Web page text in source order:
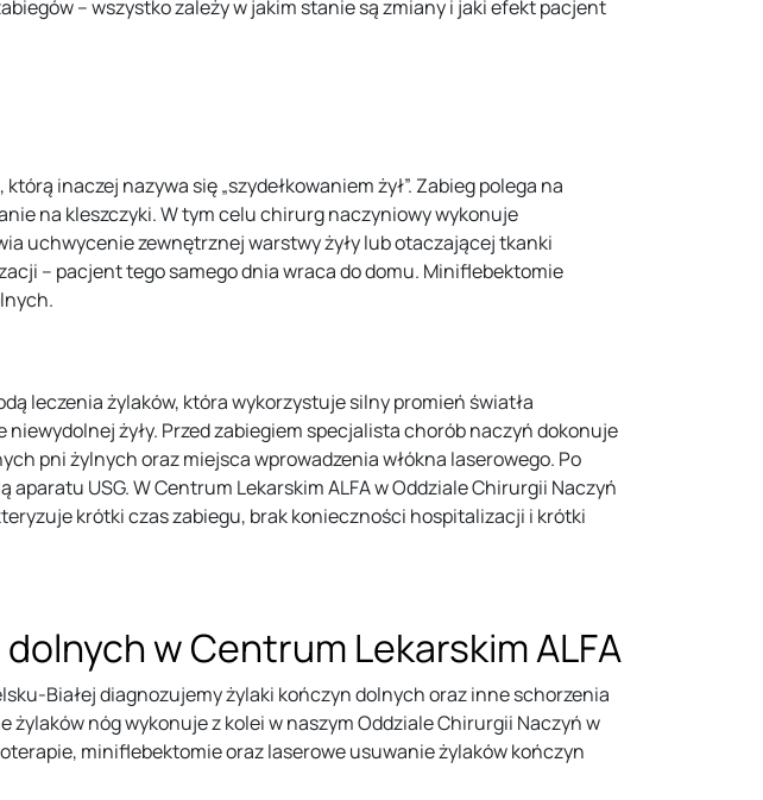
– wszystko zależy w jakim stanie są zmiany i jaki efekt pacjent
inaczej nazywa się „szydełkowaniem żył”. Zabieg polega na
na kleszczyki. W tym celu chirurg naczyniowy wykonuje
uchwycenie zewnętrznej warstwy żyły lub otaczającej tkanki
– pacjent tego samego dnia wraca do domu. Miniflebektomie
leczenia żylaków, która wykorzystuje silny promień światła
żyły. Przed zabiegiem specjalista chorób naczyń dokonuje
pni żylnych oraz miejsca wprowadzenia włókna laserowego. Po
USG. W Centrum Lekarskim ALFA w Oddziale Chirurgii Naczyń
krótki czas zabiegu, brak konieczności hospitalizacji i krótki
w Centrum Lekarskim ALFA
Białej diagnozujemy żylaki kończyn dolnych oraz inne schorzenia
nóg wykonuje z kolei w naszym Oddziale Chirurgii Naczyń w
miniflebektomie oraz laserowe usuwanie żylaków kończyn